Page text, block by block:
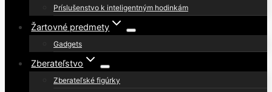
Príslušenstvo k inteligentným hodinkám
Žartovné predmety
Gadgets
Zberateľstvo
Zberateľské figúrky